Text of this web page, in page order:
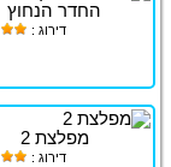
החדר הנחוץ
דירוג :
מפלצת 2
דירוג :